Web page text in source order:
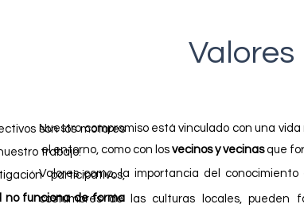
son los motores
trabajo.
participativos,
no funciona de forma
Valores
Nuestro compromiso está vinculado con una
el entorno, como con losvecinos y vecinasque
Valores como, la importancia del
costumbres de las culturas locales, pueden